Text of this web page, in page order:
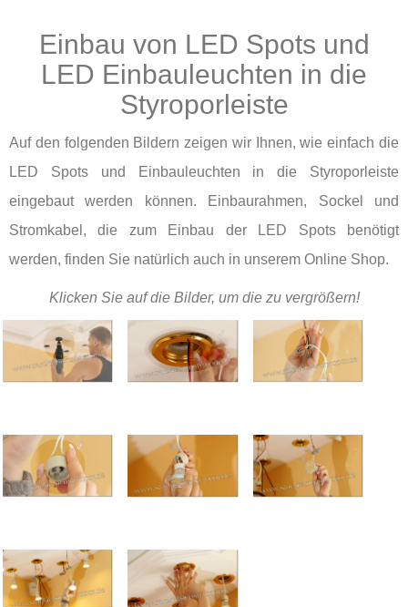
Einbau von LED Spots und
LED Einbauleuchten in die
Styroporleiste
Auf den folgenden Bildern zeigen wir Ihnen, wie einfach die
LED Spots und Einbauleuchten in die Styroporleiste
eingebaut werden können. Einbaurahmen, Sockel und
Stromkabel, die zum Einbau der LED Spots benötigt
werden, finden Sie natürlich auch in unserem Online Shop.
Klicken Sie auf die Bilder, um die zu vergrößern!